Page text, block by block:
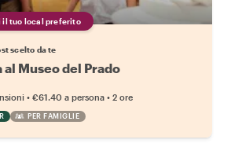
il tuo local preferito
scelto da te
Museo del Prado
• €61.40 a persona • 2 ore
PER FAMIGLIE